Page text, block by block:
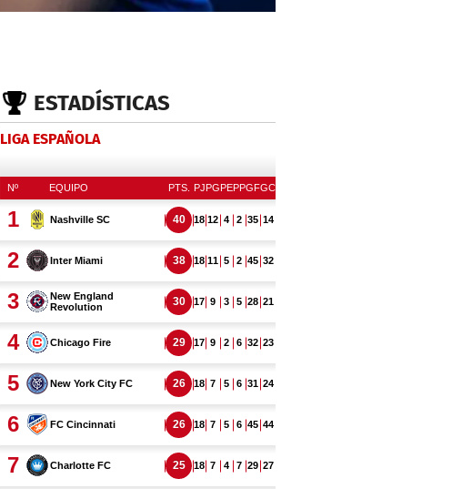
ESTADÍSTICAS
LIGA ESPAÑOLA